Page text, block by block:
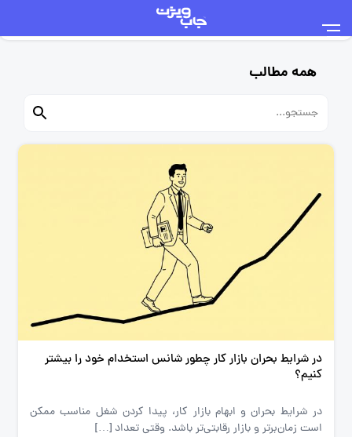
همه مطالب
در شرایط بحران بازار کار چطور شانس استخدام خود را بیشتر
کنیم؟
در شرایط بحران و ابهام بازار کار، پیدا کردن شغل مناسب ممکن
است زمان‌برتر و بازار رقابتی‌تر باشد. وقتی تعداد […]